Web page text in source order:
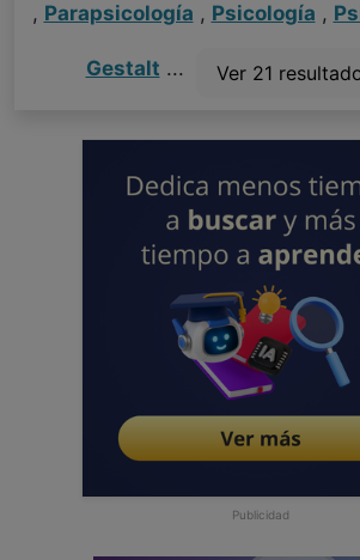
, Parapsicología , Psicología ,
Gestalt ... Ver 21
Publicidad